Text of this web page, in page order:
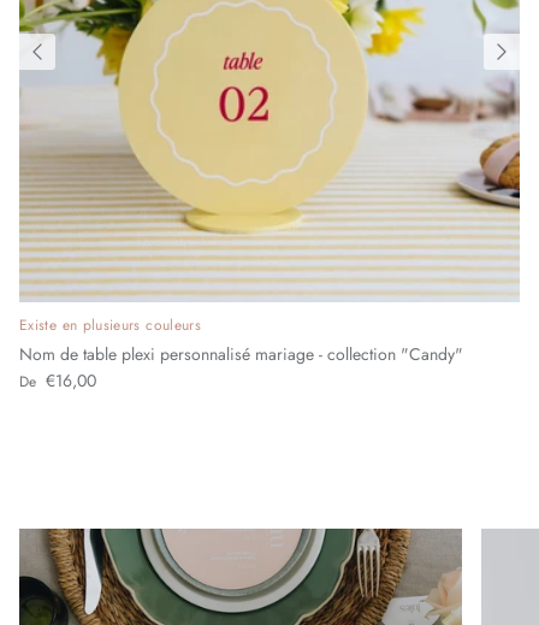
Existe en plusieurs couleurs
Nom de table plexi personnalisé mariage - collection "Candy"
Prix habituel
De €16,00